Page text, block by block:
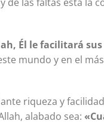
Él le facilitará
mundo y en el
riqueza y
alabado sea: